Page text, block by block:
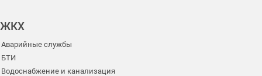
ЖКХ
Аварийные службы
БТИ
Водоснабжение и канализация